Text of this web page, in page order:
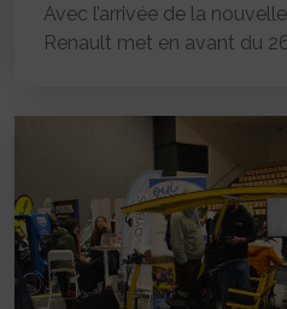
Avec l’arrivée de la
Renault met en avant du